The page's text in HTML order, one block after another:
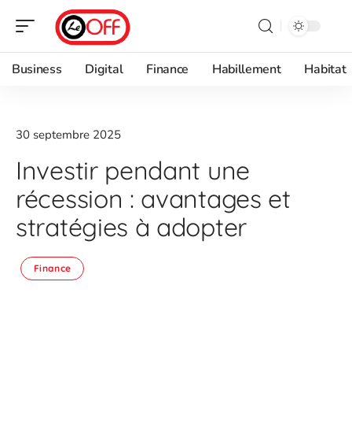
Business Digital Finance Habillement Habitat
30 septembre 2025
Investir pendant une
récession : avantages et
stratégies à adopter
Finance